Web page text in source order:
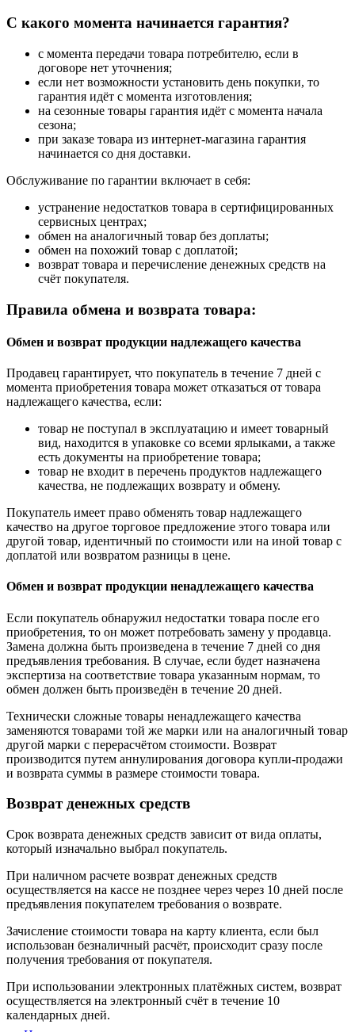
С какого момента начинается гарантия?
с момента передачи товара потребителю, если в
договоре нет уточнения;
если нет возможности установить день покупки, то
гарантия идёт с момента изготовления;
на сезонные товары гарантия идёт с момента начала
сезона;
при заказе товара из интернет-магазина гарантия
начинается со дня доставки.
Обслуживание по гарантии включает в себя:
устранение недостатков товара в сертифицированных
сервисных центрах;
обмен на аналогичный товар без доплаты;
обмен на похожий товар с доплатой;
возврат товара и перечисление денежных средств на
счёт покупателя.
Правила обмена и возврата товара:
Обмен и возврат продукции надлежащего качества
Продавец гарантирует, что покупатель в течение 7 дней с
момента приобретения товара может отказаться от товара
надлежащего качества, если:
товар не поступал в эксплуатацию и имеет товарный
вид, находится в упаковке со всеми ярлыками, а также
есть документы на приобретение товара;
товар не входит в перечень продуктов надлежащего
качества, не подлежащих возврату и обмену.
Покупатель имеет право обменять товар надлежащего
качество на другое торговое предложение этого товара или
другой товар, идентичный по стоимости или на иной товар с
доплатой или возвратом разницы в цене.
Обмен и возврат продукции ненадлежащего качества
Если покупатель обнаружил недостатки товара после его
приобретения, то он может потребовать замену у продавца.
Замена должна быть произведена в течение 7 дней со дня
предъявления требования. В случае, если будет назначена
экспертиза на соответствие товара указанным нормам, то
обмен должен быть произведён в течение 20 дней.
Технически сложные товары ненадлежащего качества
заменяются товарами той же марки или на аналогичный товар
другой марки с перерасчётом стоимости. Возврат
производится путем аннулирования договора купли-продажи
и возврата суммы в размере стоимости товара.
Возврат денежных средств
Срок возврата денежных средств зависит от вида оплаты,
который изначально выбрал покупатель.
При наличном расчете возврат денежных средств
осуществляется на кассе не позднее через через 10 дней после
предъявления покупателем требования о возврате.
Зачисление стоимости товара на карту клиента, если был
использован безналичный расчёт, происходит сразу после
получения требования от покупателя.
При использовании электронных платёжных систем, возврат
осуществляется на электронный счёт в течение 10
календарных дней.